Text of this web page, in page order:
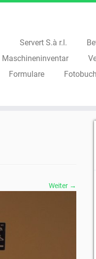
Servert S.à r.l.
Maschineninventar
Formulare Fotobuch
Weiter →